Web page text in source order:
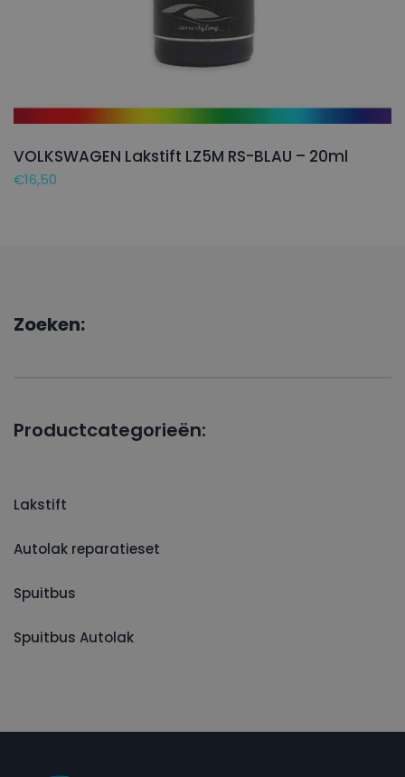
VOLKSWAGEN Lakstift LZ5M RS-BLAU – 20ml
€16,50
Zoeken:
Productcategorieën:
Lakstift
Autolak reparatieset
Spuitbus
Spuitbus Autolak